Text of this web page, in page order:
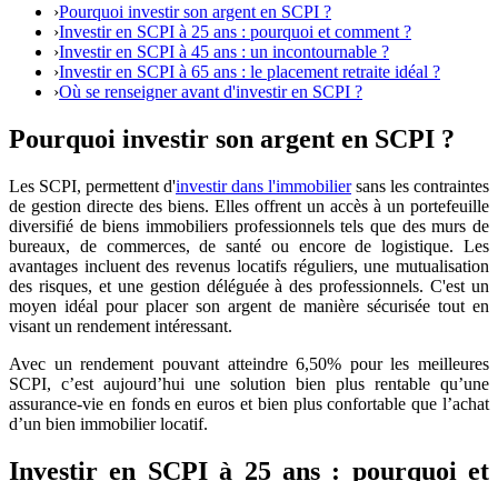
›Pourquoi investir son argent en SCPI ?
›Investir en SCPI à 25 ans : pourquoi et comment ?
›Investir en SCPI à 45 ans : un incontournable ?
›Investir en SCPI à 65 ans : le placement retraite idéal ?
›Où se renseigner avant d'investir en SCPI ?
Pourquoi investir son argent en SCPI ?
Les SCPI, permettent d'investir dans l'immobiliersans les contraintes
de gestion directe des biens. Elles offrent un accès à un portefeuille
diversifié de biens immobiliers professionnels tels que des murs de
bureaux, de commerces, de santé ou encore de logistique. Les
avantages incluent des revenus locatifs réguliers, une mutualisation
des risques, et une gestion déléguée à des professionnels. C'est un
moyen idéal pour placer son argent de manière sécurisée tout en
visant un rendement intéressant.
Avec un rendement pouvant atteindre 6,50% pour les meilleures
SCPI, c’est aujourd’hui une solution bien plus rentable qu’une
assurance-vie en fonds en euros et bien plus confortable que l’achat
d’un bien immobilier locatif.
Investir en SCPI à 25 ans : pourquoi et